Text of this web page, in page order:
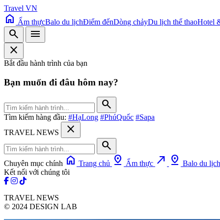
Travel VN
home Ẩm thựcBalo du lịchĐiểm đếnDòng chảyDu lịch thể thaoHotel
search
menu
close
Bắt đầu hành trình của bạn
Bạn muốn đi đâu hôm nay?
search
Tìm kiếm hàng đầu: #HạLong #PhúQuốc #Sapa
TRAVEL NEWS
close
search
Chuyên mục chính home Trang chủ pin_drop Ẩm thực north_east pin_drop Balo du lịch
Kết nối với chúng tôi
TRAVEL NEWS
© 2024 DESIGN LAB